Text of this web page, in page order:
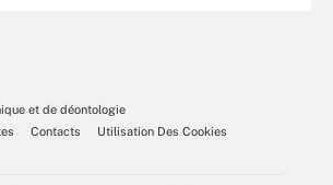
et de déontologie
Contacts
Utilisation Des Cookies